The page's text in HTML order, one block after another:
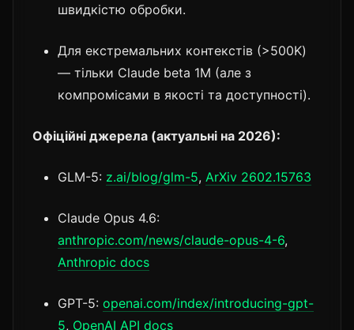
швидкістю обробки.
Для екстремальних контекстів (>500K)
— тільки Claude beta 1M (але з
компромісами в якості та доступності).
Офіційні джерела (актуальні на 2026):
GLM-5: z.ai/blog/glm-5, ArXiv 2602.15763
Claude Opus 4.6:
anthropic.com/news/claude-opus-4-6,
Anthropic docs
GPT-5: openai.com/index/introducing-gpt-
5, OpenAI API docs